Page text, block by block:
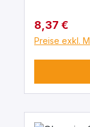
Regulärer
8,37 €
Preise exkl.